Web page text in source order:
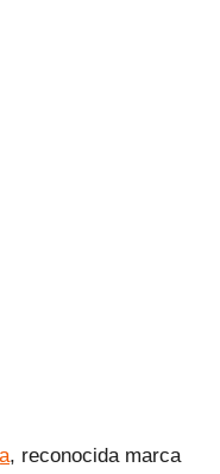
, reconocida marca